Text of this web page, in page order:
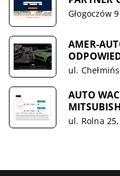
Głogoczów
AMER-
ul.
AUTO
ul. Rolna